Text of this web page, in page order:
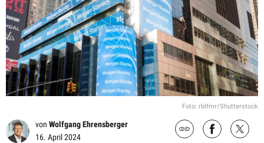
Foto: rblfmr/Shutterstock
von Wolfgang Ehrensberger
16. April 2024